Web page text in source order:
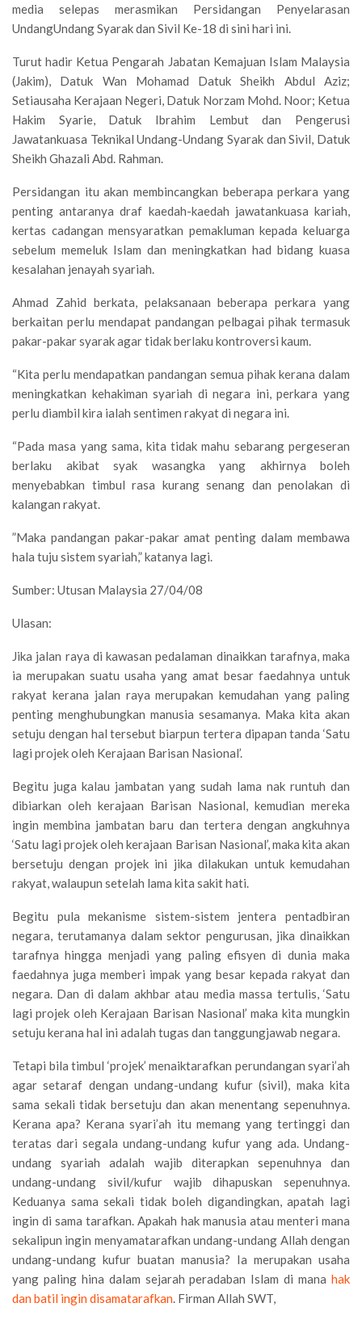
media selepas merasmikan Persidangan Penyelarasan
UndangUndang Syarak dan Sivil Ke-18 di sini hari ini.
Turut hadir Ketua Pengarah Jabatan Kemajuan Islam Malaysia
(Jakim), Datuk Wan Mohamad Datuk Sheikh Abdul Aziz;
Setiausaha Kerajaan Negeri, Datuk Norzam Mohd. Noor; Ketua
Hakim Syarie, Datuk Ibrahim Lembut dan Pengerusi
Jawatankuasa Teknikal Undang-Undang Syarak dan Sivil, Datuk
Sheikh Ghazali Abd. Rahman.
Persidangan itu akan membincangkan beberapa perkara yang
penting antaranya draf kaedah-kaedah jawatankuasa kariah,
kertas cadangan mensyaratkan pemakluman kepada keluarga
sebelum memeluk Islam dan meningkatkan had bidang kuasa
kesalahan jenayah syariah.
Ahmad Zahid berkata, pelaksanaan beberapa perkara yang
berkaitan perlu mendapat pandangan pelbagai pihak termasuk
pakar-pakar syarak agar tidak berlaku kontroversi kaum.
“Kita perlu mendapatkan pandangan semua pihak kerana dalam
meningkatkan kehakiman syariah di negara ini, perkara yang
perlu diambil kira ialah sentimen rakyat di negara ini.
“Pada masa yang sama, kita tidak mahu sebarang pergeseran
berlaku akibat syak wasangka yang akhirnya boleh
menyebabkan timbul rasa kurang senang dan penolakan di
kalangan rakyat.
”Maka pandangan pakar-pakar amat penting dalam membawa
hala tuju sistem syariah,” katanya lagi.
Sumber: Utusan Malaysia 27/04/08
Ulasan:
Jika jalan raya di kawasan pedalaman dinaikkan tarafnya, maka
ia merupakan suatu usaha yang amat besar faedahnya untuk
rakyat kerana jalan raya merupakan kemudahan yang paling
penting menghubungkan manusia sesamanya. Maka kita akan
setuju dengan hal tersebut biarpun tertera dipapan tanda ‘Satu
lagi projek oleh Kerajaan Barisan Nasional’.
Begitu juga kalau jambatan yang sudah lama nak runtuh dan
dibiarkan oleh kerajaan Barisan Nasional, kemudian mereka
ingin membina jambatan baru dan tertera dengan angkuhnya
‘Satu lagi projek oleh kerajaan Barisan Nasional’, maka kita akan
bersetuju dengan projek ini jika dilakukan untuk kemudahan
rakyat, walaupun setelah lama kita sakit hati.
Begitu pula mekanisme sistem-sistem jentera pentadbiran
negara, terutamanya dalam sektor pengurusan, jika dinaikkan
tarafnya hingga menjadi yang paling efisyen di dunia maka
faedahnya juga memberi impak yang besar kepada rakyat dan
negara. Dan di dalam akhbar atau media massa tertulis, ‘Satu
lagi projek oleh Kerajaan Barisan Nasional’ maka kita mungkin
setuju kerana hal ini adalah tugas dan tanggungjawab negara.
Tetapi bila timbul ‘projek’ menaiktarafkan perundangan syari’ah
agar setaraf dengan undang-undang kufur (sivil), maka kita
sama sekali tidak bersetuju dan akan menentang sepenuhnya.
Kerana apa? Kerana syari’ah itu memang yang tertinggi dan
teratas dari segala undang-undang kufur yang ada. Undang-
undang syariah adalah wajib diterapkan sepenuhnya dan
undang-undang sivil/kufur wajib dihapuskan sepenuhnya.
Keduanya sama sekali tidak boleh digandingkan, apatah lagi
ingin di sama tarafkan. Apakah hak manusia atau menteri mana
sekalipun ingin menyamatarafkan undang-undang Allah dengan
undang-undang kufur buatan manusia? Ia merupakan usaha
yang paling hina dalam sejarah peradaban Islam di mana hak
dan batil ingin disamatarafkan. Firman Allah SWT,